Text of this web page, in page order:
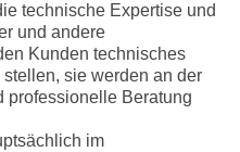
technische Expertise und
und andere
Kunden technisches
sie werden an der
professionelle Beratung
im